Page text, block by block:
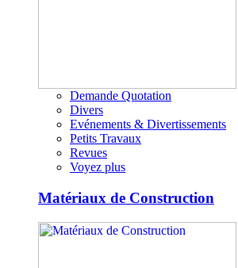
Demande Quotation
Divers
Evénements & Divertissements
Petits Travaux
Revues
Voyez plus
Matériaux de Construction